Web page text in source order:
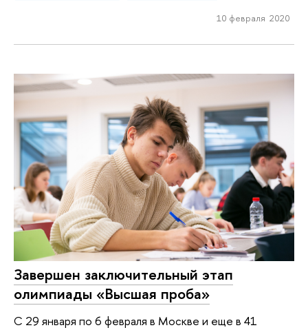
10 февраля 2020
Завершен заключительный этап
олимпиады «Высшая проба»
С 29 января по 6 февраля в Москве и еще в 41